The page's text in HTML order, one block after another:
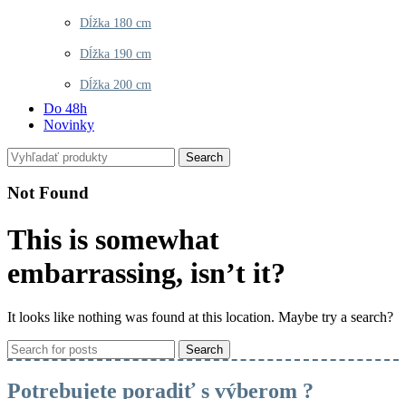
Dĺžka 180 cm
Dĺžka 190 cm
Dĺžka 200 cm
Do 48h
Novinky
Search
Not Found
This is somewhat
embarrassing, isn’t it?
It looks like nothing was found at this location. Maybe try a search?
Search
Potrebujete poradiť s výberom ?